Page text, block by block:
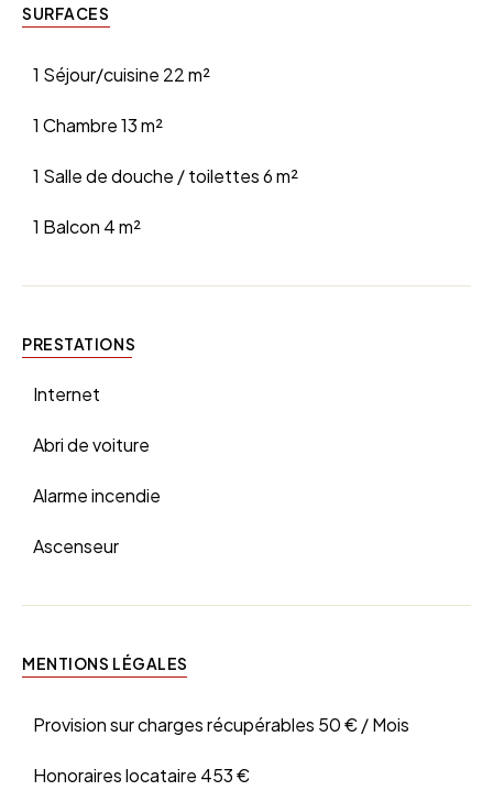
SURFACES
1 Séjour/cuisine 22 m²
1 Chambre13 m²
1 Salle de douche / toilettes6 m²
1 Balcon 4 m²
PRESTATIONS
Internet
Abri de voiture
Alarme incendie
Ascenseur
MENTIONS LÉGALES
Provision sur charges récupérables 50 € / Mois
Honoraires locataire 453 €